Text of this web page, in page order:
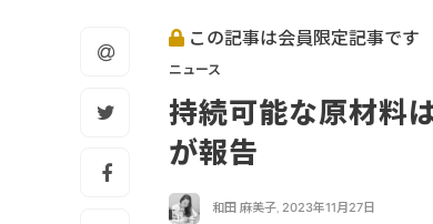
この記事は会員限定記事です
ニュース
持続可能な原材料
が報告
和田 麻美子, 2023年11月27日